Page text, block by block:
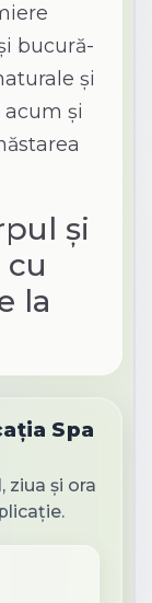
bucură-
și
acum și
și
la
Spa
ziua și ora